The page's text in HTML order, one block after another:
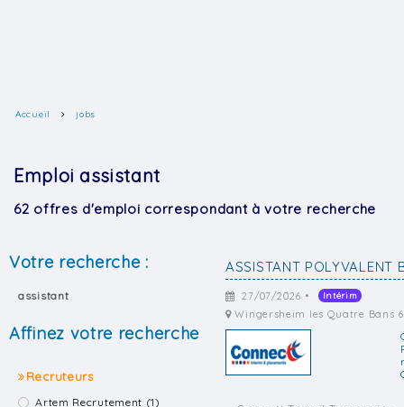
Accueil jobs
Emploi assistant
62 offres d'emploi correspondant à votre recherche
Votre recherche :
assistant
Affinez votre recherche
Recruteurs
Artem Recrutement (1)
ASSISTANT POLYVALENT
27/07/2026 • Intérim
Wingersheim les Quatre Bans